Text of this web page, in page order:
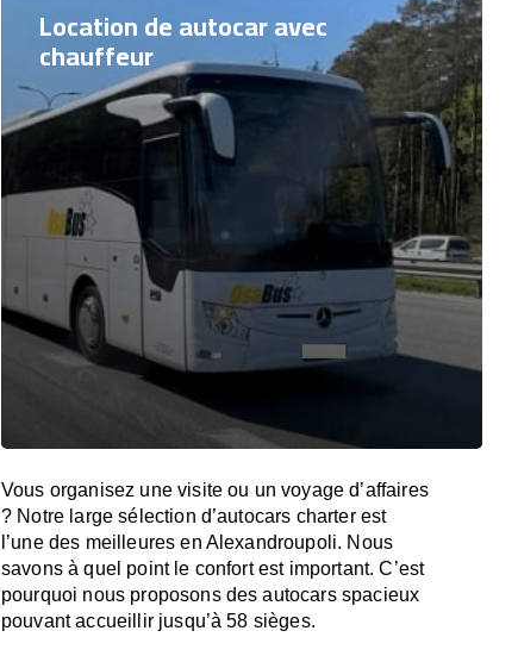
Location de autocar avec
chauffeur
Vous organisez une visite ou un voyage d’affaires
? Notre large sélection d’autocars charter est
l’une des meilleures en Alexandroupoli. Nous
savons à quel point le confort est important. C’est
pourquoi nous proposons des autocars spacieux
pouvant accueillir jusqu’à 58 sièges.